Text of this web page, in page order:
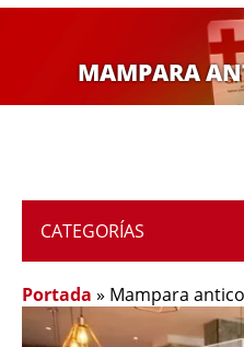
MAMPARA
CATEGORÍAS
Portada » Mampara